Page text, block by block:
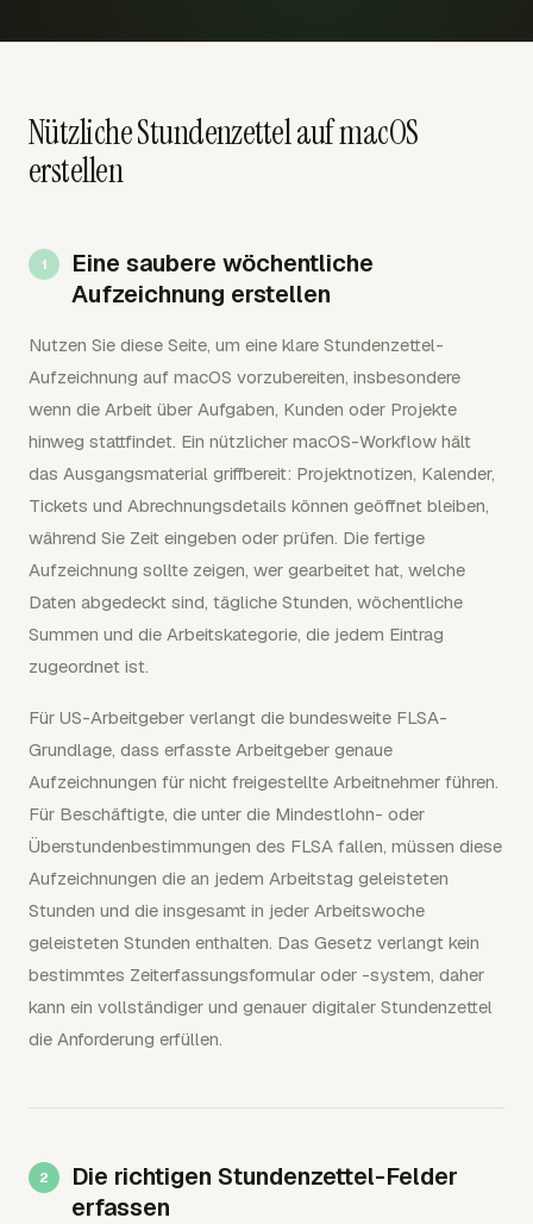
Nützliche Stundenzettel auf macOS
erstellen
Eine saubere wöchentliche
Aufzeichnung erstellen
Nutzen Sie diese Seite, um eine klare Stundenzettel-
Aufzeichnung auf macOS vorzubereiten, insbesondere
wenn die Arbeit über Aufgaben, Kunden oder Projekte
hinweg stattfindet. Ein nützlicher macOS-Workflow hält
das Ausgangsmaterial griffbereit: Projektnotizen, Kalender,
Tickets und Abrechnungsdetails können geöffnet bleiben,
während Sie Zeit eingeben oder prüfen. Die fertige
Aufzeichnung sollte zeigen, wer gearbeitet hat, welche
Daten abgedeckt sind, tägliche Stunden, wöchentliche
Summen und die Arbeitskategorie, die jedem Eintrag
zugeordnet ist.
Für US-Arbeitgeber verlangt die bundesweite FLSA-
Grundlage, dass erfasste Arbeitgeber genaue
Aufzeichnungen für nicht freigestellte Arbeitnehmer führen.
Für Beschäftigte, die unter die Mindestlohn- oder
Überstundenbestimmungen des FLSA fallen, müssen diese
Aufzeichnungen die an jedem Arbeitstag geleisteten
Stunden und die insgesamt in jeder Arbeitswoche
geleisteten Stunden enthalten. Das Gesetz verlangt kein
bestimmtes Zeiterfassungsformular oder -system, daher
kann ein vollständiger und genauer digitaler Stundenzettel
die Anforderung erfüllen.
Die richtigen Stundenzettel-Felder
erfassen